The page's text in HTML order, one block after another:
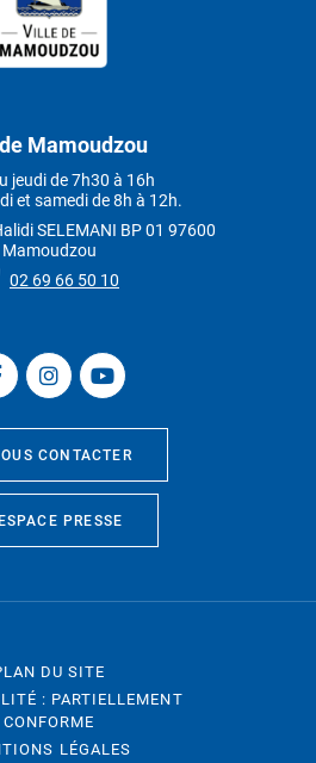
Mamoudzou
jeudi de 7h30 à 16h
et samedi de 8h à 12h.
SELEMANI BP 01 97600
Mamoudzou
02 69 66 50 10
CONTACTER
PRESSE
DU SITE
: PARTIELLEMENT
CONFORME
LÉGALES